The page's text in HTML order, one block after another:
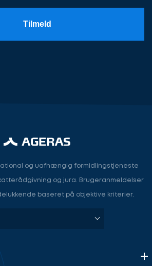
Tilmeld
og uafhængig formidlingstjeneste
og jura. Brugeranmeldelser
baseret på objektive kriterier.